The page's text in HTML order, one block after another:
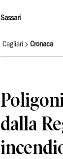
Sassari
Cagliari Cronaca
dalla